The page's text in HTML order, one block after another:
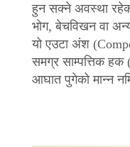
हुन सक्ने अवस्था
भोग, बेचविखन वा
यो एउटा अंश
समग्र साम्पत्तिक
आघात पुगेको मान्न